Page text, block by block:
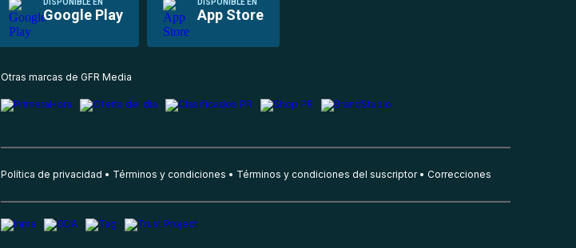
DISPONIBLE EN
Google Play
DISPONIBLE EN
App Store
Otras marcas de GFR Media
Política de privacidad Términos y condiciones Términos y condiciones del suscriptor Correcciones